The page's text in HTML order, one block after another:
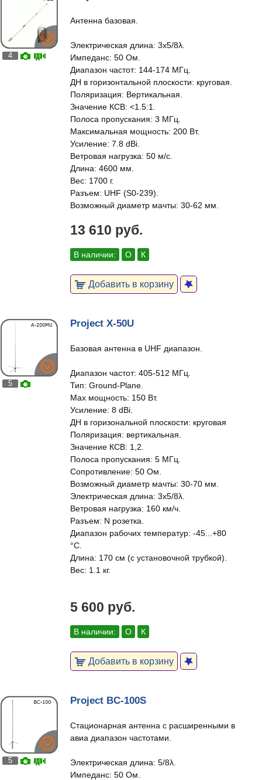
4
Антенна базовая.
Электрическая длина: 3x5/8λ.
Импеданс: 50 Ом.
Диапазон частот: 144-174 МГц.
ДН в горизонтальной плоскости: круговая.
Поляризация: Вертикальная.
Значение КСВ: <1.5:1.
Полоса пропускания: 3 МГц.
Максимальная мощность: 200 Вт.
Усиление: 7.8 dBi.
Ветровая нагрузка: 50 м/с.
Длина: 4600 мм.
Вес: 1700 г.
Разъем: UHF (S0-239).
Возможный диаметр мачты: 30-62 мм.
13 610 руб.
В наличии: О К
Добавить в корзину
5
Project X-50U
Базовая антенна в UHF диапазон.
Диапазон частот: 405-512 МГц.
Тип: Ground-Plane.
Max мощность: 150 Вт.
Усиление: 8 dBi.
ДН в горизональной плоскости: круговая
Поляризация: вертикальная.
Значение КСВ: 1,2.
Полоса пропускания: 5 МГц.
Сопротивление: 50 Ом.
Возможный диаметр мачты: 30-70 мм.
Электрическая длина: 3х5/8λ.
Ветровая нагрузка: 160 км/ч.
Разъем: N розетка.
Диапазон рабочих температур: -45...+80
°C.
Длина: 170 см (с установочной трубкой).
Вес: 1.1 кг.
5 600 руб.
В наличии: О К
Добавить в корзину
5
Project BC-100S
Стационарная антенна с расширенными в
авиа диапазон частотами.
Электрическая длина: 5/8λ.
Импеданс: 50 Ом.